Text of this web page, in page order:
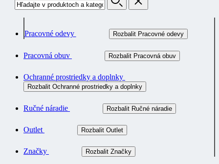
Pracovné odevy Rozbalit Pracovné odevy
Pracovná obuv Rozbalit Pracovná obuv
Ochranné prostriedky a doplnky
Rozbalit Ochranné prostriedky a doplnky
Ručné náradie Rozbalit Ručné náradie
Outlet Rozbalit Outlet
Značky Rozbalit Značky